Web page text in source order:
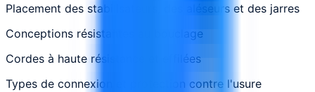
Placement des stabilisateurs, des aléseurs et des jarres
Conceptions résistantes au bouclage
Cordes à haute résistance et effilées
Types de connexion et protection contre l'usure